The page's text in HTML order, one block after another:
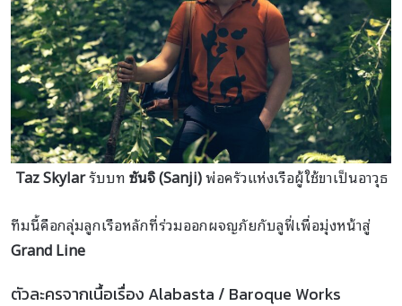
Taz Skylarรับบทซันจิ (Sanji)พ่อครัวแห่งเรือผู้ใช้ขาเป็นอาวุธ
ทีมนี้คือกลุ่มลูกเรือหลักที่ร่วมออกผจญภัยกับลูฟี่เพื่อมุ่งหน้าสู่
Grand Line
ตัวละครจากเนื้อเรื่อง Alabasta / Baroque Works